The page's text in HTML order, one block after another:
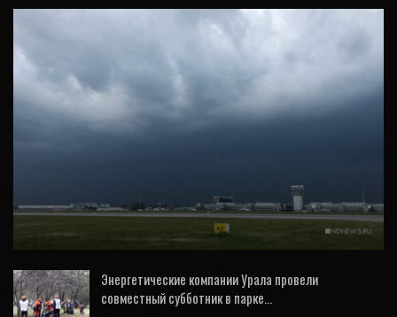
Из-за грозы в Екатеринбурге самолеты
ушли в Челябинск и Тюмень
Энергетические компании Урала провели
совместный субботник в парке…